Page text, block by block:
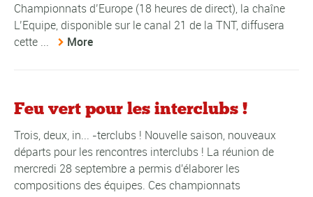
Championnats d’Europe (18 heures de direct), la chaîne
L’Equipe, disponible sur le canal 21 de la TNT, diffusera
cette ...
More
Feu vert pour les interclubs !
Trois, deux, in... -terclubs ! Nouvelle saison, nouveaux
départs pour les rencontres interclubs ! La réunion de
mercredi 28 septembre a permis d'élaborer les
compositions des équipes. Ces championnats